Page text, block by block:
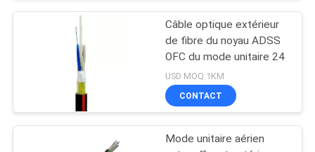
CONTRÔLE
QUALITÉ
CONTACTEZ-
NOUS
Câble optique extérieur
de fibre du noyau ADSS
OFC du mode unitaire 24
USD MOQ:1KM
CONTACT
Mode unitaire aérien